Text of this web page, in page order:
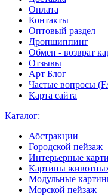
Оплата
Контакты
Оптовый раздел
Дропшиппинг
Обмен - возврат
Отзывы
Арт Блог
Частые вопросы
Карта сайта
Каталог:
Абстракции
Городской пейзаж
Интерьерные
Картины
Модульные
Морской пейзаж